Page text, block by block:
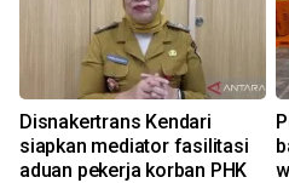
Disnakertrans Kendari
siapkan mediator fasilitasi
aduan pekerja korban PHK